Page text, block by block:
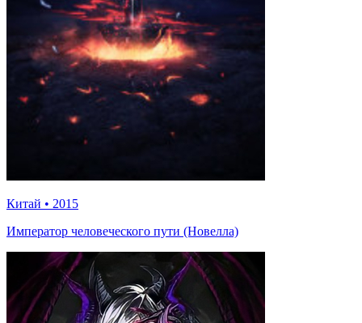
Китай • 2015
Император человеческого пути (Новелла)